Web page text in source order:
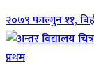
२०७९ फाल्गुन ११,